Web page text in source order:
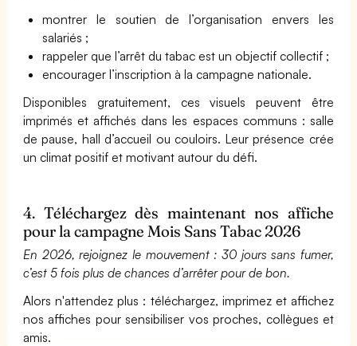
montrer le soutien de l’organisation envers les
salariés ;
rappeler que l’arrêt du tabac est un objectif collectif ;
encourager l’inscription à la campagne nationale.
Disponibles gratuitement, ces visuels peuvent être
imprimés et affichés dans les espaces communs : salle
de pause, hall d’accueil ou couloirs. Leur présence crée
un climat positif et motivant autour du défi.
4. Téléchargez dès maintenant nos affiche
pour la campagne Mois Sans Tabac 2026
En 2026, rejoignez le mouvement : 30 jours sans fumer,
c’est 5 fois plus de chances d’arrêter pour de bon.
Alors n'attendez plus : téléchargez, imprimez et affichez
nos affiches pour sensibiliser vos proches, collègues et
amis.